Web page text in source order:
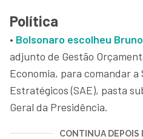
Política
• Bolsonaro escolheu
adjunto de Gestão
Economia, para comandar
Estratégicos (SAE), pasta
Geral da Presidência.
CONTINUA DEPOIS